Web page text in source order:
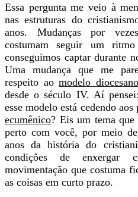
Essa pergunta me veio à
nas estruturas do
anos. Mudanças por
costumam seguir um
conseguimos captar durante
Uma mudança que me
respeito aomodelo diocesano
desde o século IV. Aí
esse modelo está cedendo
ecumênico? Eis um tema
perto com você, por meio
anos da história do
condições de enxergar
movimentação que costuma
as coisas em curto prazo.